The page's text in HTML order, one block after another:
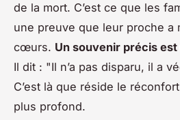
de la mort. C’est ce que les
une preuve que leur proche a
cœurs. Un souvenir précis
Il dit : "Il n’a pas disparu, il a
C’est là que réside le
plus profond.